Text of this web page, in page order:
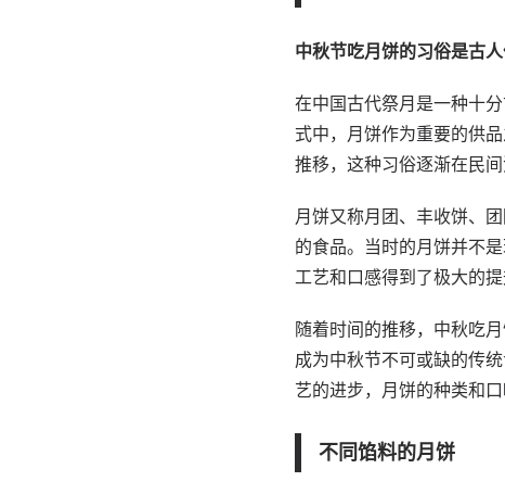
中秋节吃月饼的习俗是古
在中国古代祭月是一种十
式中，月饼作为重要的供
推移，这种习俗逐渐在民
月饼又称月团、丰收饼、
的食品。当时的月饼并不
工艺和口感得到了极大的
随着时间的推移，中秋吃
成为中秋节不可或缺的传
艺的进步，月饼的种类和
不同馅料的月饼